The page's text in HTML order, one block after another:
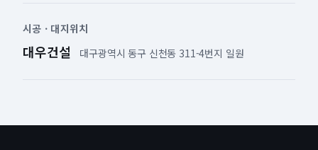
시공 · 대지위치
대우건설 대구광역시 동구 신천동 311-4번지 일원